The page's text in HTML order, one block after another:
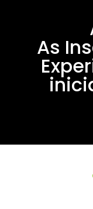
As